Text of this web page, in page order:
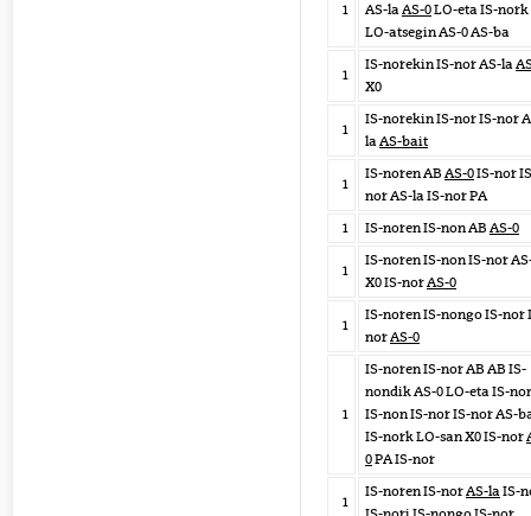
1
AS-laAS-0LO-eta IS-nork
LO-atsegin AS-0 AS-ba
1
IS-norekin IS-nor AS-la
X0
1
IS-norekin IS-nor IS-nor
laAS-bait
1
IS-noren AB AS-0IS-nor
nor AS-la IS-nor PA
1
IS-noren IS-non AB AS-0
1
IS-noren IS-non IS-nor
X0 IS-norAS-0
1
IS-noren IS-nongo IS-nor
norAS-0
1
IS-noren IS-nor AB AB IS-
nondik AS-0 LO-eta IS-
IS-non IS-nor IS-nor AS-
IS-nork LO-san X0 IS-nor
0PA IS-nor
1
IS-noren IS-norAS-laIS-